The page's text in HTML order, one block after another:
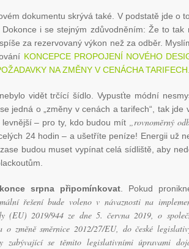
dokumentu skrývá také. V podstatě jde o
i se stejným zdůvodněním: Že to tak
za rezervovaný výkon než za odběr.
KONCEPCE PROPOJENÍ NOVÉHO
NA ZMĚNY V CENÁCHA TARIFECH.
vidět trčící šídlo. Vypusťte módní
jedná o „změny v cenách a tarifech“, tak jde
– pro ty, kdo budou mít „rovnoměrný
24 hodin – a ušetříte peníze! Energii už
budou muset vypínat celá sídliště, aby
srpna připomínkovat. Pokud
řešení bude voleno v návaznosti na
(EU) 2019/944 ze dne 5. června 2019, o
změně směrnice 2012/27/EU, do české
zabývající se těmito legislativními úpravami